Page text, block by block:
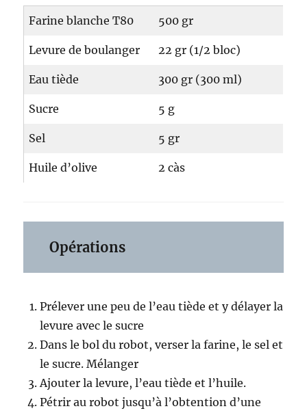
Farine blanche T80 500 gr
Levure de boulanger 22 gr (1/2 bloc)
Eau tiède 300 gr (300 ml)
Sucre 5 g
Sel 5 gr
Huile d’olive 2 càs
Opérations
Prélever une peu de l’eau tiède et y délayer la
levure avec le sucre
Dans le bol du robot, verser la farine, le sel et
le sucre. Mélanger
Ajouter la levure, l’eau tiède et l’huile.
Pétrir au robot jusqu’à l’obtention d’une